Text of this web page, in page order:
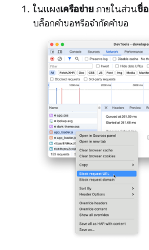
ในแผงเครือข่าย ภายในส่วนชื่อ
บล็อกคำขอหรือจำกัดคำขอ